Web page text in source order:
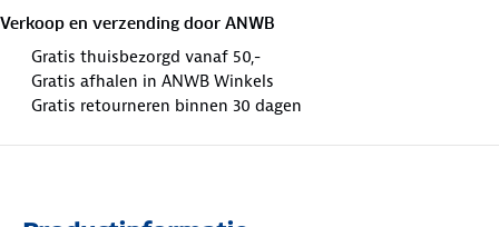
Verkoop en verzending door ANWB
Gratis thuisbezorgd vanaf 50,-
Gratis afhalen in ANWB Winkels
Gratis retourneren binnen 30 dagen